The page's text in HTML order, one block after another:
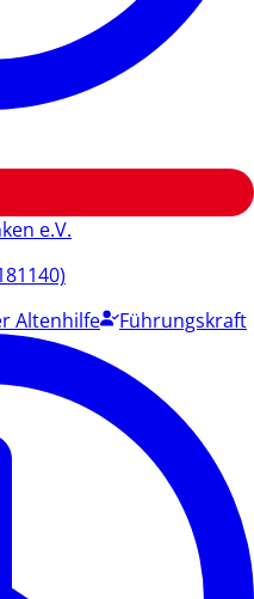
e.V.
Altenhilfe Führungskraft